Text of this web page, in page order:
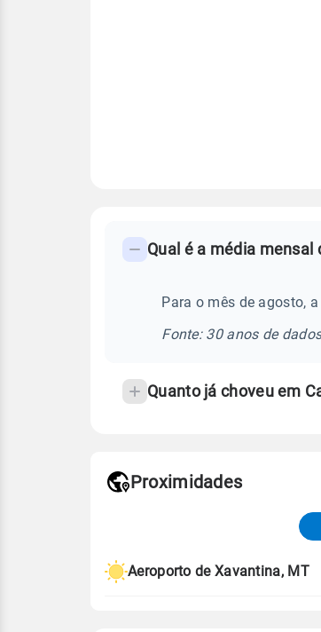
frequentes
temperatura
Qual é a média mensal
Para o mês de agosto,
Fonte: 30 anos de
Quanto já choveu em
de Tempo e Estudos
Proximidades
Aeroporto de Xavantina, MT